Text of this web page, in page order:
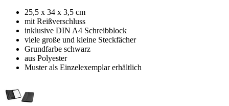
25,5 x 34 x 3,5 cm
mit Reißverschluss
inklusive DIN A4 Schreibblock
viele große und kleine Steckfächer
Grundfarbe schwarz
aus Polyester
Muster als Einzelexemplar erhältlich